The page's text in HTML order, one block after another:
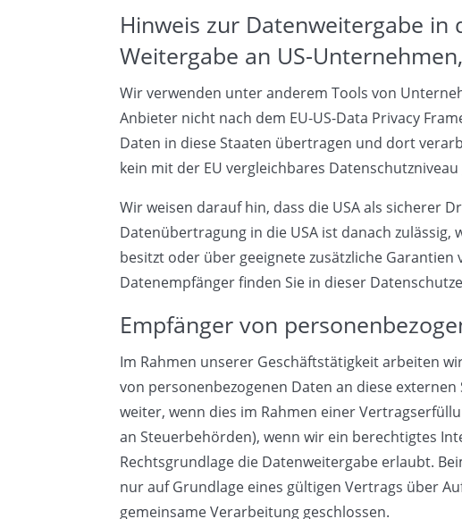
Hinweis zur Datenweitergabe
Weitergabe an US-
Wir verwenden unter anderem Tools von
Anbieter nicht nach dem EU-US-Data Privacy
Daten in diese Staaten übertragen und dort
kein mit der EU vergleichbares
Wir weisen darauf hin, dass die USA als sicherer
Datenübertragung in die USA ist danach zulässig,
besitzt oder über geeignete zusätzliche
Datenempfänger finden Sie in dieser
Empfänger von
Im Rahmen unserer Geschäftstätigkeit arbeiten
von personenbezogenen Daten an diese
weiter, wenn dies im Rahmen einer
an Steuerbehörden), wenn wir ein berechtigtes
Rechtsgrundlage die Datenweitergabe erlaubt.
nur auf Grundlage eines gültigen Vertrags über
gemeinsame Verarbeitung geschlossen.